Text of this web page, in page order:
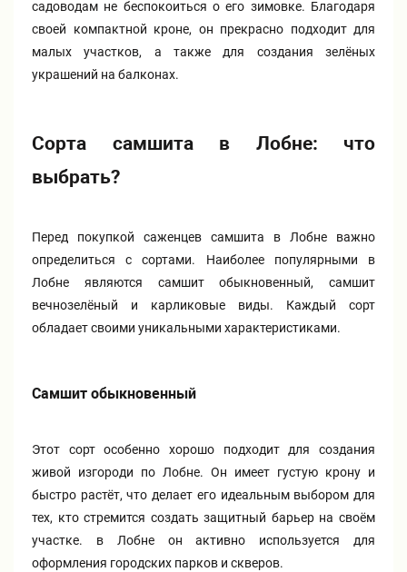
садоводам не беспокоиться о его зимовке. Благодаря
своей компактной кроне, он прекрасно подходит для
малых участков, а также для создания зелёных
украшений на балконах.
Сорта самшита в Лобне: что
выбрать?
Перед покупкой саженцев самшита в Лобне важно
определиться с сортами. Наиболее популярными в
Лобне являются самшит обыкновенный, самшит
вечнозелёный и карликовые виды. Каждый сорт
обладает своими уникальными характеристиками.
Самшит обыкновенный
Этот сорт особенно хорошо подходит для создания
живой изгороди по Лобне. Он имеет густую крону и
быстро растёт, что делает его идеальным выбором для
тех, кто стремится создать защитный барьер на своём
участке. в Лобне он активно используется для
оформления городских парков и скверов.